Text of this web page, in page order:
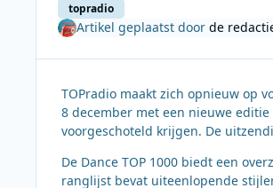
topradio
Artikel geplaatst door de
TOPradio maakt zich opnieuw op
8 december met een nieuwe
voorgeschoteld krijgen. De
De Dance TOP 1000 biedt een
ranglijst bevat uiteenlopende